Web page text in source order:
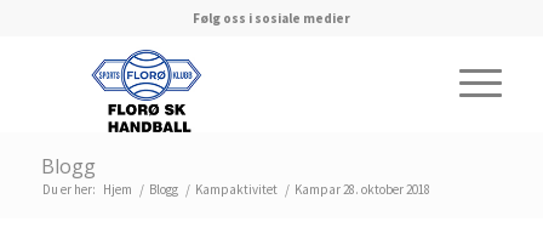
Følg oss i sosiale medier
Blogg
Du er her: Hjem / Blogg / Kampaktivitet / Kampar 28. oktober 2018